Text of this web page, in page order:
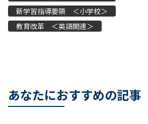
新学習指導要領 ＜小学校＞
教育改革 ＜英語関連＞
あなたにおすすめの記事